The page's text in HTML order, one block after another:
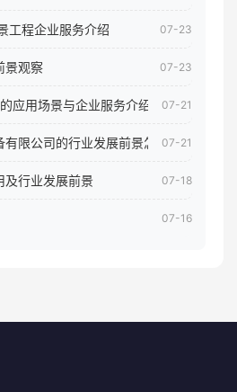
工程企业服务介绍 07-23
景观察 07-23
应用场景与企业服务介绍 07-21
限公司的行业发展前景怎样07-21
及行业发展前景 07-18
07-16